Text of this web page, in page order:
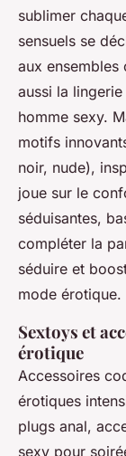
sublimer
sensuels se
aux
aussi la
homme sexy.
motifs
noir, nude),
joue sur le
séduisantes,
compléter la
séduire et
mode érotique.
Sextoys et
érotique
Accessoires
érotiques
plugs anal,
sexy pour